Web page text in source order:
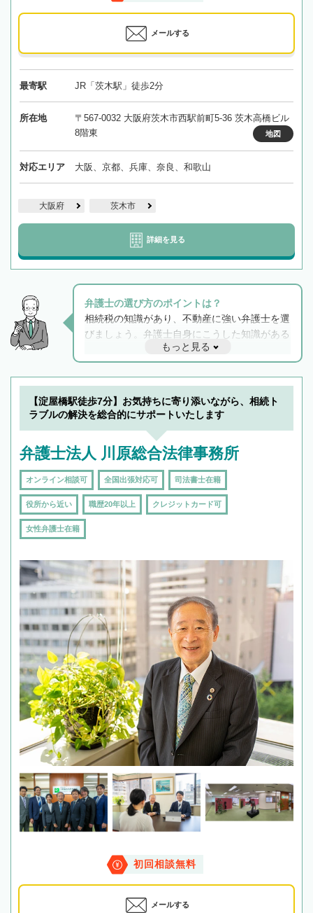
メールする
最寄駅 JR「茨木駅」徒歩2分
所在地
〒567-0032 大阪府茨木市西駅前町5-36 茨木高橋ビル
8階東
地図
対応エリア 大阪、京都、兵庫、奈良、和歌山
大阪府 茨木市
詳細を見る
弁護士の選び方のポイントは？
相続税の知識があり、不動産に強い弁護士を選
びましょう。弁護士自身にこうした知識がある
と他士業との連携もスムーズに進み、トラブル
解決のみならず相続をトータルで任せることが
できます。また、相続は感情がからむ分野なの
でフィーリングも重要です。実際に電話や面談
で複数の弁護士と会話をしてウマが合う方に依
もっと見る
【淀屋橋駅徒歩7分】お気持ちに寄り添いながら、相続ト
ラブルの解決を総合的にサポートいたします
弁護士法人 川原総合法律事務所
オンライン相談可 全国出張対応可 司法書士在籍
役所から近い 職歴20年以上 クレジットカード可
女性弁護士在籍
初回相談無料
メールする